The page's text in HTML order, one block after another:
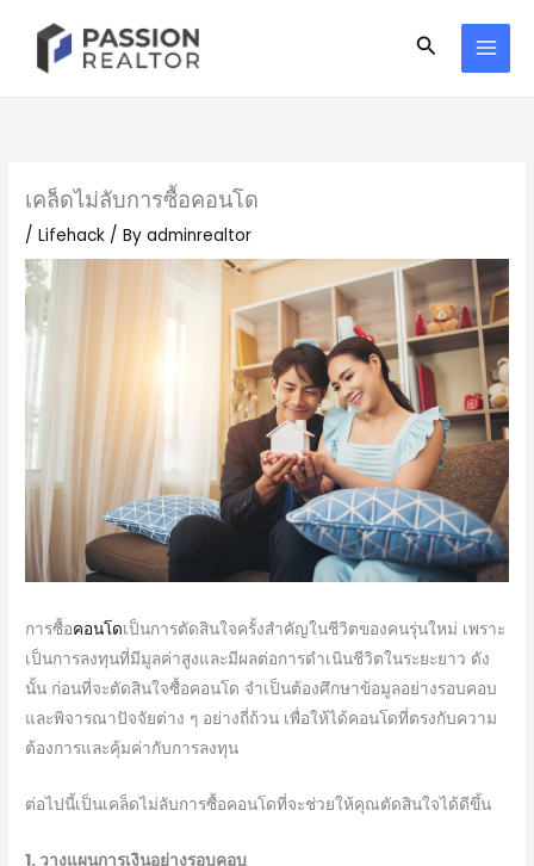
content
Search
เคล็ดไม่ลับการซื้อคอนโด
/Lifehack / Byadminrealtor
การซื้อคอนโดเป็นการตัดสินใจครั้งสำคัญในชีวิตของคนรุ่นใหม่ เพราะ
เป็นการลงทุนที่มีมูลค่าสูงและมีผลต่อการดำเนินชีวิตในระยะยาว ดัง
นั้น ก่อนที่จะตัดสินใจซื้อคอนโด จำเป็นต้องศึกษาข้อมูลอย่างรอบคอบ
และพิจารณาปัจจัยต่าง ๆ อย่างถี่ถ้วน เพื่อให้ได้คอนโดที่ตรงกับความ
ต้องการและคุ้มค่ากับการลงทุน
ต่อไปนี้เป็นเคล็ดไม่ลับการซื้อคอนโดที่จะช่วยให้คุณตัดสินใจได้ดีขึ้น
1. วางแผนการเงินอย่างรอบคอบ